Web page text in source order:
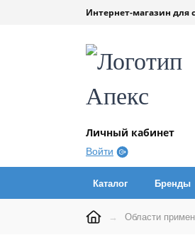
Интернет-магазин для
Личный кабинет
Войти
Каталог Бренды
→ Области